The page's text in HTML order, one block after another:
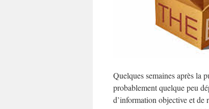
Quelques semaines après la
probablement quelque peu
d’information objective et